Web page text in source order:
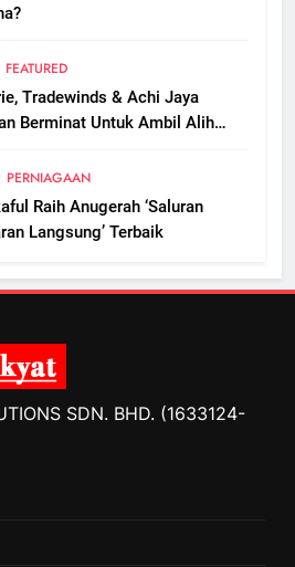
FEATURED
Tradewinds & Achi Jaya
Berminat Untuk Ambil Alih
PERNIAGAAN
Raih Anugerah ‘Saluran
Langsung’ Terbaik
SDN. BHD. (1633124-